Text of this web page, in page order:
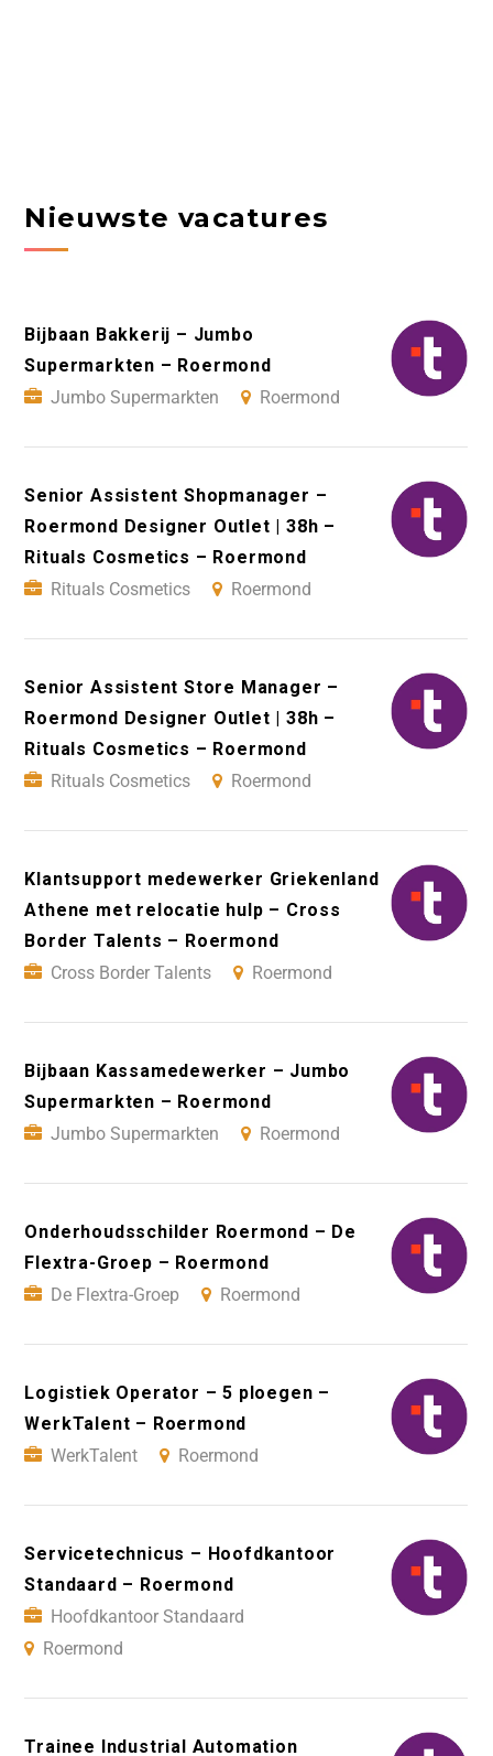
Nieuwste vacatures
Bijbaan Bakkerij – Jumbo
Supermarkten – Roermond
Jumbo Supermarkten
Roermond
Senior Assistent Shopmanager –
Roermond Designer Outlet | 38h –
Rituals Cosmetics – Roermond
Rituals Cosmetics
Roermond
Senior Assistent Store Manager –
Roermond Designer Outlet | 38h –
Rituals Cosmetics – Roermond
Rituals Cosmetics
Roermond
Klantsupport medewerker Griekenland
Athene met relocatie hulp – Cross
Border Talents – Roermond
Cross Border Talents
Roermond
Bijbaan Kassamedewerker – Jumbo
Supermarkten – Roermond
Jumbo Supermarkten
Roermond
Onderhoudsschilder Roermond – De
Flextra-Groep – Roermond
De Flextra-Groep
Roermond
Logistiek Operator – 5 ploegen –
WerkTalent – Roermond
WerkTalent
Roermond
Servicetechnicus – Hoofdkantoor
Standaard – Roermond
Hoofdkantoor Standaard
Roermond
Trainee Industrial Automation